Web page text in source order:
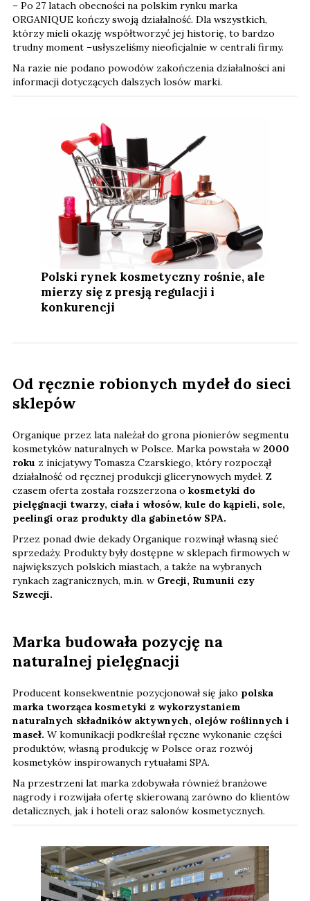
– Po 27 latach obecności na polskim rynku marka
ORGANIQUE kończy swoją działalność. Dla wszystkich,
którzy mieli okazję współtworzyć jej historię, to bardzo
trudny moment –usłyszeliśmy nieoficjalnie w centrali firmy.
Na razie nie podano powodów zakończenia działalności ani
informacji dotyczących dalszych losów marki.
Polski rynek kosmetyczny rośnie, ale
mierzy się z presją regulacji i
konkurencji
Od ręcznie robionych mydeł do sieci
sklepów
Organique przez lata należał do grona pionierów segmentu
kosmetyków naturalnych w Polsce. Marka powstała w 2000
roku z inicjatywy Tomasza Czarskiego, który rozpoczął
działalność od ręcznej produkcji glicerynowych mydeł. Z
czasem oferta została rozszerzona o kosmetyki do
pielęgnacji twarzy, ciała i włosów, kule do kąpieli, sole,
peelingi oraz produkty dla gabinetów SPA.
Przez ponad dwie dekady Organique rozwinął własną sieć
sprzedaży. Produkty były dostępne w sklepach firmowych w
największych polskich miastach, a także na wybranych
rynkach zagranicznych, m.in. w Grecji, Rumunii czy
Szwecji.
Marka budowała pozycję na
naturalnej pielęgnacji
Producent konsekwentnie pozycjonował się jako polska
marka tworząca kosmetyki z wykorzystaniem
naturalnych składników aktywnych, olejów roślinnych i
maseł. W komunikacji podkreślał ręczne wykonanie części
produktów, własną produkcję w Polsce oraz rozwój
kosmetyków inspirowanych rytuałami SPA.
Na przestrzeni lat marka zdobywała również branżowe
nagrody i rozwijała ofertę skierowaną zarówno do klientów
detalicznych, jak i hoteli oraz salonów kosmetycznych.